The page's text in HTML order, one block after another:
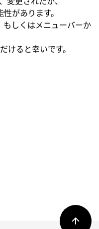
があります。
しくはメニューバーか
けると幸いです。